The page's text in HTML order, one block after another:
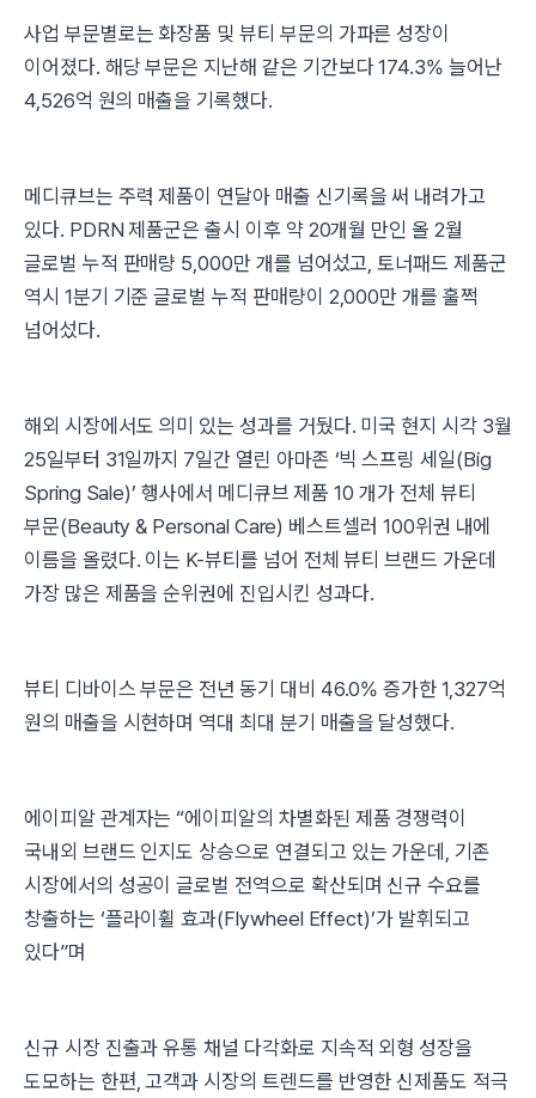
사업 부문별로는 화장품 및 뷰티 부문의 가파른 성장이
이어졌다. 해당 부문은 지난해 같은 기간보다 174.3% 늘어난
4,526억 원의 매출을 기록했다.
메디큐브는 주력 제품이 연달아 매출 신기록을 써 내려가고
있다. PDRN 제품군은 출시 이후 약 20개월 만인 올 2월
글로벌 누적 판매량 5,000만 개를 넘어섰고, 토너패드 제품군
역시 1분기 기준 글로벌 누적 판매량이 2,000만 개를 훌쩍
넘어섰다.
해외 시장에서도 의미 있는 성과를 거뒀다. 미국 현지 시각 3월
25일부터 31일까지 7일간 열린 아마존 ‘빅 스프링 세일(Big
Spring Sale)’ 행사에서 메디큐브 제품 10 개가 전체 뷰티
부문(Beauty & Personal Care) 베스트셀러 100위권 내에
이름을 올렸다. 이는 K-뷰티를 넘어 전체 뷰티 브랜드 가운데
가장 많은 제품을 순위권에 진입시킨 성과다.
뷰티 디바이스 부문은 전년 동기 대비 46.0% 증가한 1,327억
원의 매출을 시현하며 역대 최대 분기 매출을 달성했다.
에이피알 관계자는 “에이피알의 차별화된 제품 경쟁력이
국내외 브랜드 인지도 상승으로 연결되고 있는 가운데, 기존
시장에서의 성공이 글로벌 전역으로 확산되며 신규 수요를
창출하는 ‘플라이휠 효과(Flywheel Effect)’가 발휘되고
있다”며
신규 시장 진출과 유통 채널 다각화로 지속적 외형 성장을
도모하는 한편, 고객과 시장의 트렌드를 반영한 신제품도 적극